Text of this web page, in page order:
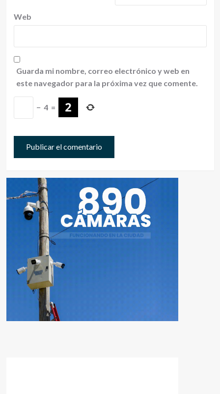
Web
Guarda mi nombre, correo electrónico y web en
este navegador para la próxima vez que comente.
− 4 =